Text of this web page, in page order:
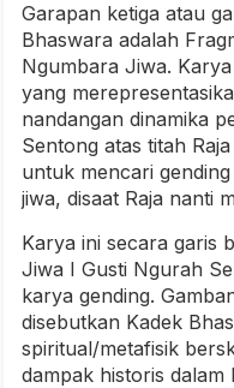
Garapan ketiga atau
Bhaswara adalah
Ngumbara Jiwa.
yang
nandangan dinamika
Sentong atas titah
untuk mencari
jiwa, disaat Raja nanti
Karya ini secara garis
Jiwa I Gusti Ngurah
karya gending.
disebutkan Kadek
spiritual/metafisik
dampak historis dalam